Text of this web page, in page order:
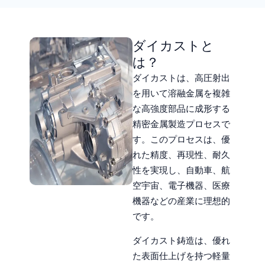
ダイカストと
は？
ダイカストは、高圧射出
を用いて溶融金属を複雑
な高強度部品に成形する
精密金属製造プロセスで
す。このプロセスは、優
れた精度、再現性、耐久
性を実現し、自動車、航
空宇宙、電子機器、医療
機器などの産業に理想的
です。
ダイカスト鋳造は、優れ
た表面仕上げを持つ軽量